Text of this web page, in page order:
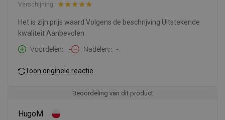
Verschijning:
Het is zijn prijs waard Volgens de beschrijving Uitstekende
kwaliteit Aanbevolen
Voordelen:
- Nadelen: -
Toon originele reactie
Beoordeling van dit product
HugoM